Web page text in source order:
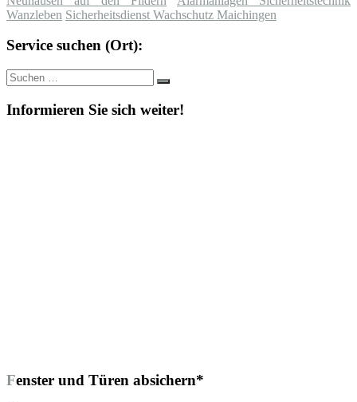
Wanzleben Sicherheitsdienst Wachschutz Maichingen
Service suchen (Ort):
Suche
nach:
Suchen
Informieren Sie sich weiter!
Fenster und Türen absichern*